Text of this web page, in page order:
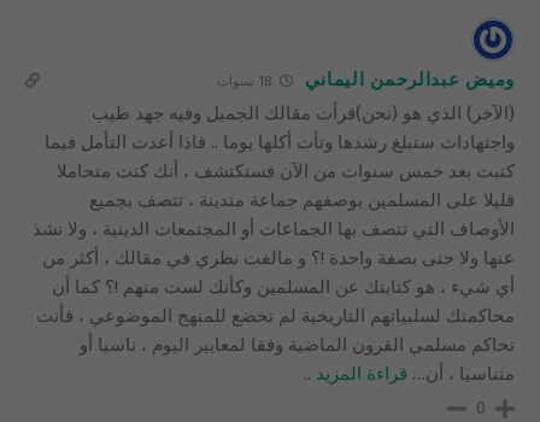
وميض عبدالرحمن اليماني 18 سنوات
(الآخر) الذي هو (نحن)قرأت مقالك الجميل وفيه جهد طيب
واجتهادات ستبلغ رشدها وتأت أكلها يوما .. فاذا أعدت التأمل فيما
كتبت بعد خمس سنوات من الآن فستكتشف ، أنك كنت متحاملا
قليلا على المسلمين بوصفهم جماعة متدينة ، تتصف بجميع
الأوصاف التي تتصف بها الجماعات أو المجتمعات الدينية ، ولا تشذ
عنها ولا حتى بصفة واحدة !؟ و مالفت نظري في مقالك ، أكثر من
أي شيء ، هو كتابتك عن المسلمين وكأنك لست منهم !؟ كما أن
محاكمتك لسلبياتهم التاريخية لم تخضع للمنهج الموضوعي ، فأنت
تحاكم مسلمي القرون الماضية وفقا لمعايير اليوم ، ناسيا أو
متناسيا ، أن… قراءة المزيد ..
0